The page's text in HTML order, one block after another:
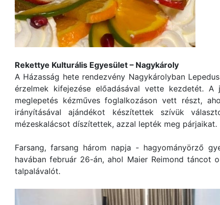
Rekettye Kulturális Egyesület – Nagykároly
A Házasság hete rendezvény Nagykárolyban
érzelmek kifejezése előadásával vette kezdetét.
meglepetés kézműves foglalkozáson vett részt,
irányításával ajándékot készítettek szívük
mézeskalácsot díszítettek, azzal lepték meg párjaikat.
Farsang, farsang három napja - hagyományörző
havában február 26-án, ahol Maier Reimond táncot
talpalávalót.